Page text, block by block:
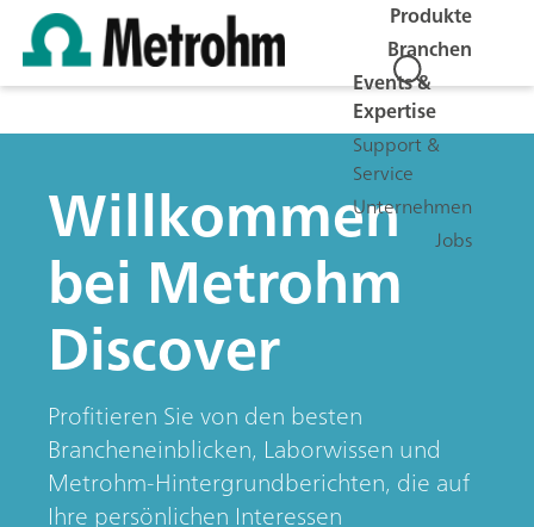
Produkte
Branchen
Events &
Expertise
Support &
Service
Unternehmen
Jobs
Willkommen
bei Metrohm
Discover
Profitieren Sie von den besten
Brancheneinblicken, Laborwissen und
Metrohm-Hintergrundberichten, die auf
Ihre persönlichen Interessen